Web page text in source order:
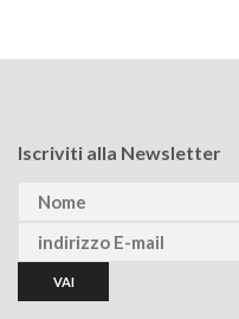
Iscriviti alla Newsletter